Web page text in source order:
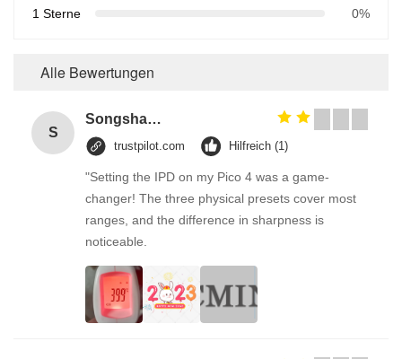
1 Sterne
0%
Alle Bewertungen
S
Songshang
trustpilot.com Hilfreich (1)
"Setting the IPD on my Pico 4 was a game-
changer! The three physical presets cover most
ranges, and the difference in sharpness is
noticeable.